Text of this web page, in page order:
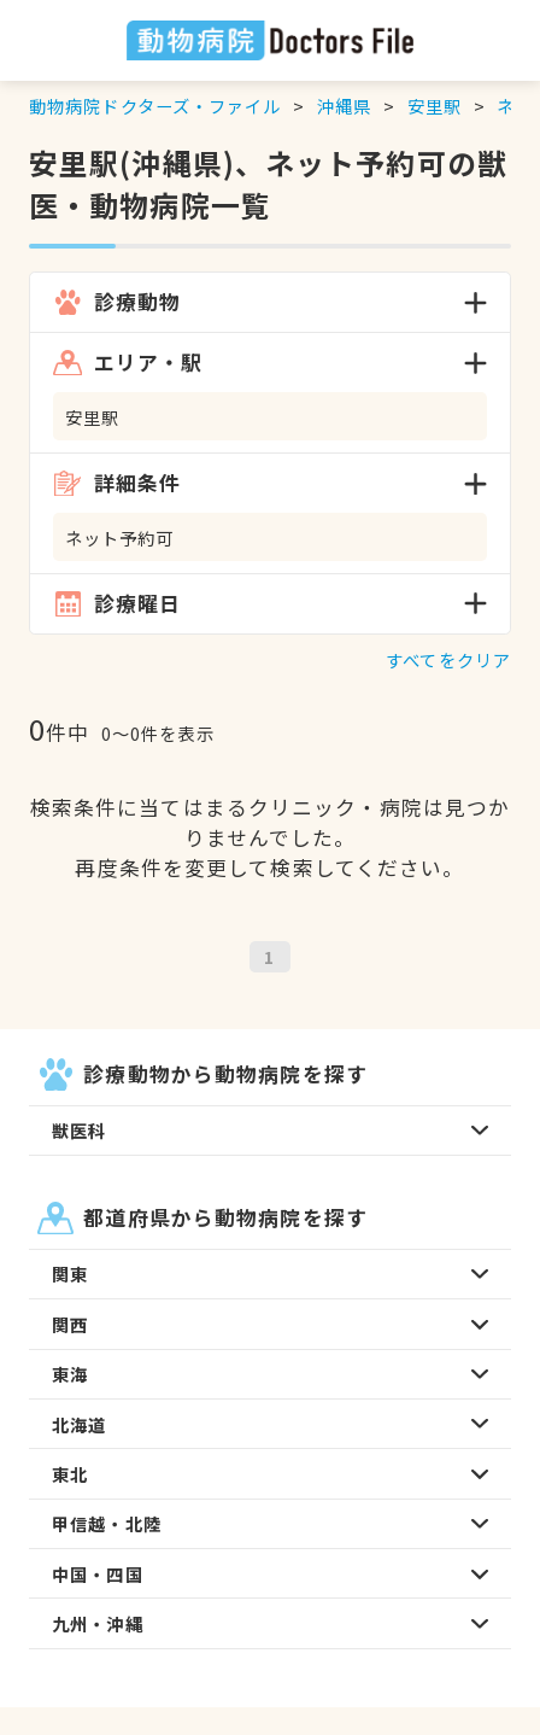
動物病院ドクターズ・ファイル 沖縄県 安里駅 ネッ
安里駅(沖縄県)、ネット予約可の獣
医・動物病院一覧
診療動物
エリア・駅
安里駅
詳細条件
ネット予約可
診療曜日
すべてをクリア
0件中 0〜0件を表示
検索条件に当てはまるクリニック・病院は見つか
りませんでした。
再度条件を変更して検索してください。
1
診療動物から動物病院を探す
獣医科
都道府県から動物病院を探す
関東
関西
東海
北海道
東北
甲信越・北陸
中国・四国
九州・沖縄